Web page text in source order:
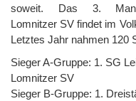
soweit. Das 3.
Lomnitzer SV findet im
Letztes Jahr nahmen 120
Sieger A-Gruppe: 1. SG
Lomnitzer SV
Sieger B-Gruppe: 1.